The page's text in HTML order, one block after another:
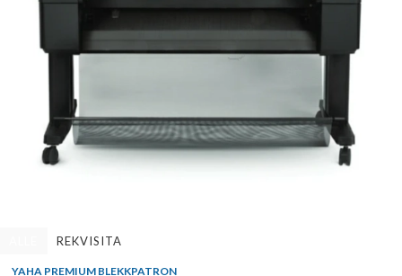
REKVISITA
YAHA PREMIUM BLEKKPATRON